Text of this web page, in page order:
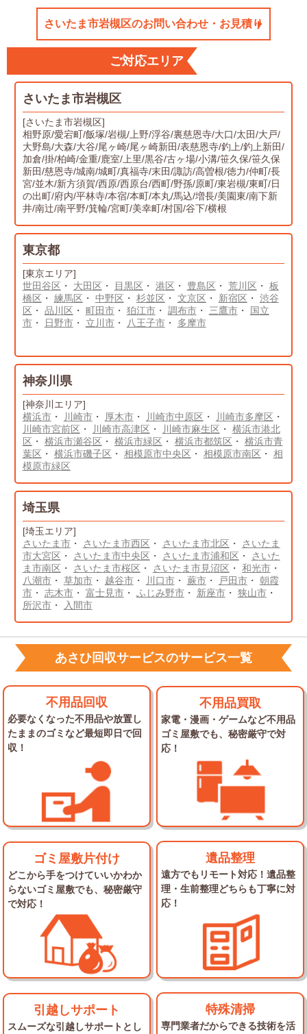
さいたま市岩槻区のお問い合わせ・お見積り
ご対応エリア
さいたま市岩槻区
[さいたま市岩槻区]
相野原/愛宕町/飯塚/岩槻/上野/浮谷/裏慈恩寺/大口/太田/大戸/
大野島/大森/大谷/尾ヶ崎/尾ヶ崎新田/表慈恩寺/釣上/釣上新田/
加倉/掛/柏崎/金重/鹿室/上里/黒谷/古ヶ場/小溝/笹久保/笹久保
新田/慈恩寺/城南/城町/真福寺/末田/諏訪/高曽根/徳力/仲町/長
宮/並木/新方須賀/西原/西原台/西町/野孫/原町/東岩槻/東町/日
の出町/府内/平林寺/本宿/本町/本丸/馬込/増長/美園東/南下新
井/南辻/南平野/箕輪/宮町/美幸町/村国/谷下/横根
東京都
[東京エリア]
世田谷区 ・ 大田区 ・ 目黒区 ・ 港区 ・ 豊島区 ・ 荒川区 ・ 板
橋区 ・ 練馬区 ・ 中野区 ・ 杉並区 ・ 文京区 ・ 新宿区 ・ 渋谷
区 ・ 品川区 ・ 町田市・ 狛江市・ 調布市・ 三鷹市・
国立
市・ 日野市・ 立川市・ 八王子市・ 多摩市
神奈川県
[神奈川エリア]
横浜市・ 川崎市・ 厚木市・ 川崎市中原区 ・ 川崎市多摩区 ・
川崎市宮前区 ・ 川崎市高津区 ・ 川崎市麻生区 ・ 横浜市港北
区 ・ 横浜市瀬谷区 ・ 横浜市緑区 ・ 横浜市都筑区 ・ 横浜市青
葉区 ・ 横浜市磯子区 ・ 相模原市中央区 ・ 相模原市南区 ・ 相
模原市緑区
埼玉県
[埼玉エリア]
さいたま市・ さいたま市西区 ・ さいたま市北区 ・
さいたま
市大宮区 ・ さいたま市中央区 ・ さいたま市浦和区 ・
さいた
ま市南区 ・ さいたま市桜区 ・ さいたま市見沼区 ・ 和光市・
八潮市・ 草加市・ 越谷市・ 川口市・ 蕨市・ 戸田市・ 朝霞
市・ 志木市・ 富士見市・ ふじみ野市・ 新座市・ 狭山市・
所沢市・ 入間市
あさひ回収サービスのサービス一覧
不用品回収
必要なくなった不用品や放置し
た ままのゴミなど最短即日で回
収！
不用品買取
家電・漫画・ゲームなど不用品
ゴミ屋敷でも、秘密厳守で対
応！
ゴミ屋敷片付け
どこから手をつけていいかわか
らないゴミ屋敷でも、秘密厳守
で対応！
遺品整理
遠方でもリモート対応！遺品整
理・生前整理どちらも丁寧に対
応！
引越しサポート
スムーズな引越しサポートとし
特殊清掃
専門業者だからできる技術を活